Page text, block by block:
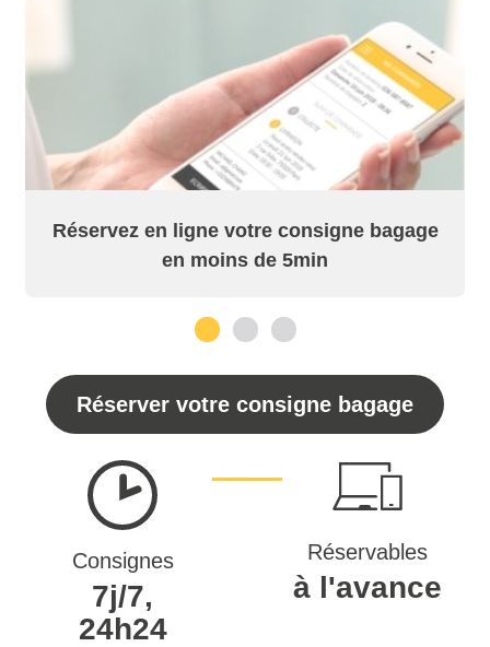
Réservez en ligne votre consigne bagage
en moins de 5min
Réserver votre consigne bagage
Consignes
7j/7,
24h24
Réservables
à l'avance